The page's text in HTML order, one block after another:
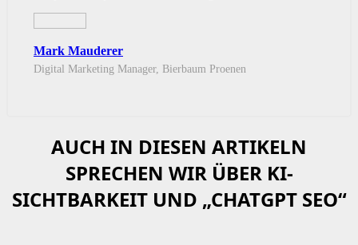
Mark Mauderer
Digital Marketing Manager, Bierbaum Proenen
AUCH IN DIESEN ARTIKELN
SPRECHEN WIR ÜBER KI-
SICHTBARKEIT UND „CHATGPT SEO“